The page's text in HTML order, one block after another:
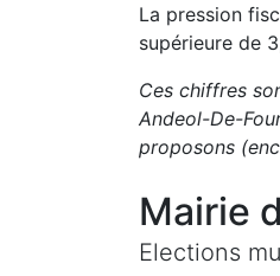
La pression
supérieure de
Ces chiffres
Andeol-De-
proposons
Mairie
Elections